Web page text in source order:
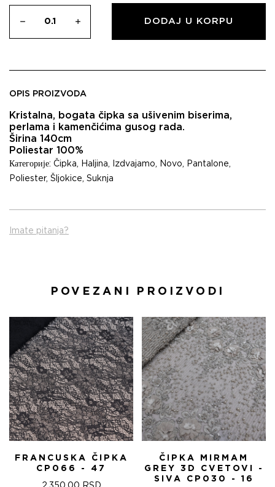
DODAJ U KORPU
OPIS PROIZVODA
Kristalna, bogata čipka sa ušivenim biserima,
perlama i kamenčićima gusog rada.
Širina 140cm
Poliestar 100%
Категорије: Čipka, Haljina, Izdvajamo, Novo, Pantalone,
Poliester, Šljokice, Suknja
Imate pitanja?
POVEZANI PROIZVODI
FRANCUSKA ČIPKA
CP066 - 47
ČIPKA MIRMAM
GREY 3D CVETOVI -
SIVA CP030 - 16